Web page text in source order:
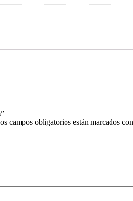
campos obligatorios están marcados con